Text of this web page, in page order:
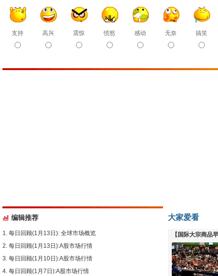
支持 高兴 震惊 愤怒 感动 无奈 搞笑
编辑推荐
每日回顾(1月13日): 全球市场概览
每日回顾(1月13日):A股市场行情
每日回顾(1月10日):A股市场行情
每日回顾(1月7日):A股市场行情
大家爱看
【国际大宗商品
下跌